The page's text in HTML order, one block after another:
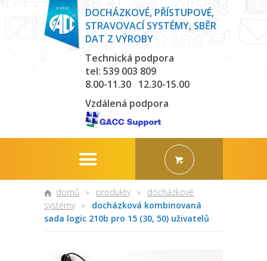
DOCHÁZKOVÉ, PŘÍSTUPOVÉ,
STRAVOVACÍ SYSTÉMY, SBĚR
DAT Z VÝROBY
Technická podpora
tel: 539 003 809
8.00-11.30 12.30-15.00
Vzdálená podpora
domů » produkty »
docházkové
systémy »
docházková kombinovaná
sada logic 210b pro 15 (30, 50) uživatelů